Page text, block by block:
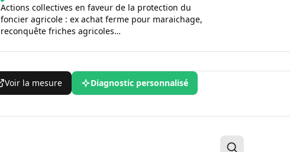
Actions collectives en faveur de la protection du
foncier agricole : ex achat ferme pour maraichage,
reconquête friches agricoles…
Voir la mesure Diagnostic personnalisé